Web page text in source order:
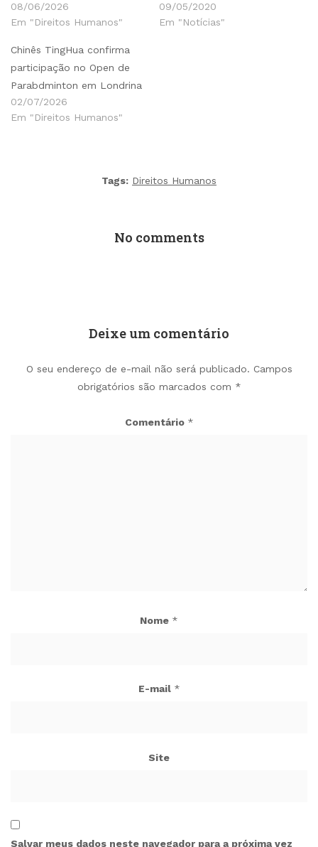
08/06/2026
Em "Direitos Humanos"
09/05/2020
Em "Notícias"
Chinês TingHua confirma
participação no Open de
Parabdminton em Londrina
02/07/2026
Em "Direitos Humanos"
Tags: Direitos Humanos
No comments
Deixe um comentário
O seu endereço de e-mail não será publicado. Campos
obrigatórios são marcados com *
Comentário *
Nome *
E-mail *
Site
Salvar meus dados neste navegador para a próxima vez